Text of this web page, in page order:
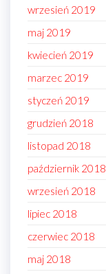
wrzesień 2019
maj 2019
kwiecień 2019
marzec 2019
styczeń 2019
grudzień 2018
listopad 2018
październik 2018
wrzesień 2018
lipiec 2018
czerwiec 2018
maj 2018